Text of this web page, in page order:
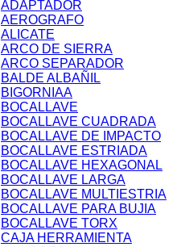
ADAPTADOR
AEROGRAFO
ALICATE
ARCO DE SIERRA
ARCO SEPARADOR
BALDE ALBAÑIL
BIGORNIAA
BOCALLAVE
BOCALLAVE CUADRADA
BOCALLAVE DE IMPACTO
BOCALLAVE ESTRIADA
BOCALLAVE HEXAGONAL
BOCALLAVE LARGA
BOCALLAVE MULTIESTRIA
BOCALLAVE PARA BUJIA
BOCALLAVE TORX
CAJA HERRAMIENTA